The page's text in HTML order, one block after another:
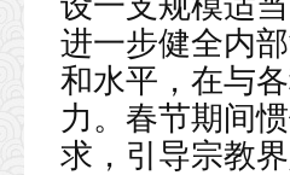
进一步健全内
和水平，在与
力。春节期间
求，引导宗教